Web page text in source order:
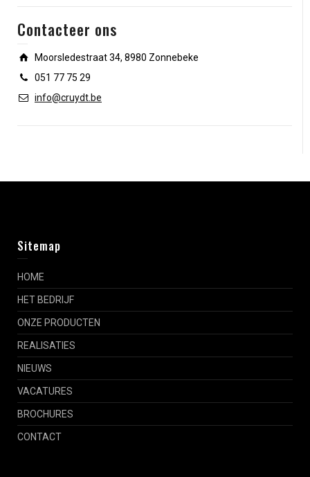
Contacteer ons
Moorsledestraat 34, 8980 Zonnebeke
051 77 75 29
info@cruydt.be
Sitemap
HOME
HET BEDRIJF
ONZE PRODUCTEN
REALISATIES
NIEUWS
VACATURES
BROCHURES
CONTACT